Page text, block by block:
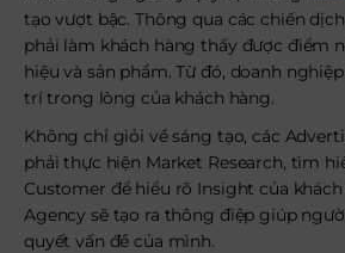
tạo vượt bậc. Thông qua các chiến
phải làm khách hàng thấy được điểm
hiệu và sản phẩm. Từ đó, doanh
trí trong lòng của khách hàng.
Không chỉ giỏi về sáng tạo, các
phải thực hiện Market Research, tìm
Customer để hiểu rõ Insight của khách
Agency sẽ tạo ra thông điệp giúp
quyết vấn đề của mình.